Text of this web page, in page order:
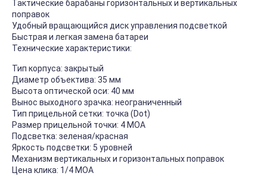
Тактические барабаны горизонтальных и вертикальных
поправок
Удобный вращающийся диск управления подсветкой
Быстрая и легкая замена батареи
Технические характеристики:
Тип корпуса: закрытый
Диаметр объектива: 35 мм
Высота оптической оси: 40 мм
Вынос выходного зрачка: неограниченный
Тип прицельной сетки: точка (Dot)
Размер прицельной точки: 4 MOA
Подсветка: зеленая/красная
Яркость подсветки: 5 уровней
Механизм вертикальных и горизонтальных поправок
Цена клика: 1/4 MOA